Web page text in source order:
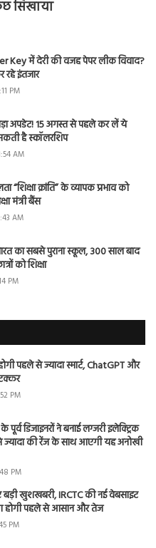
सिखाया
Key में देरी की वजह पेपर लीक विवाद?
रहे इंतजार
PM
अपडेट! 15 अगस्त से पहले कर लें ये
है स्कॉलरशिप
AM
“शिक्षा क्रांति” के व्यापक प्रभाव को
मंत्री बैंस
AM
का सबसे पुराना स्कूल, 300 साल बाद
को शिक्षा
PM
पहले से ज्यादा स्मार्ट, ChatGPT और
PM
डिजाइनरों ने बनाई लग्जरी इलेक्ट्रिक
ज्यादा की रेंज के साथ आएगी यह अनोखी
PM
बड़ी खुशखबरी, IRCTC की नई वेबसाइट
होगी पहले से आसान और तेज
PM